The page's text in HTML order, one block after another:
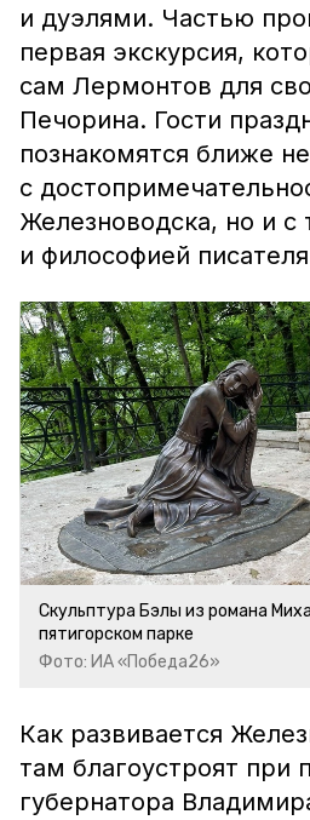
и дуэлями. Частью
первая экскурсия,
сам Лермонтов для
Печорина. Гости
познакомятся ближе
с
Железноводска, но и с
и философией
Скульптура Бэлы из романа
пятигорском парке
Фото: ИА «Победа26»
Как развивается
там благоустроят при
губернатора